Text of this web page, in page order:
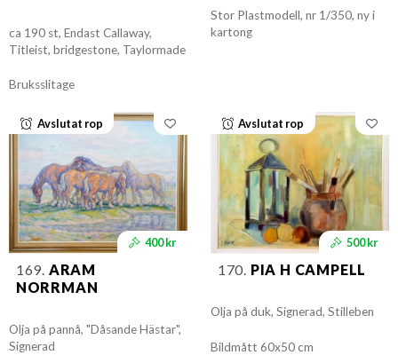
ca 190 st, Endast Callaway,
Titleist, bridgestone, Taylormade
Bruksslitage
Stor Plastmodell, nr 1/350, ny i
kartong
Avslutat rop
400 kr
169. ARAM
NORRMAN
Olja på pannå, "Dåsande Hästar",
Signerad
Avslutat rop
500 kr
170. PIA H CAMPELL
Olja på duk, Signerad, Stilleben
Bildmått 60x50 cm